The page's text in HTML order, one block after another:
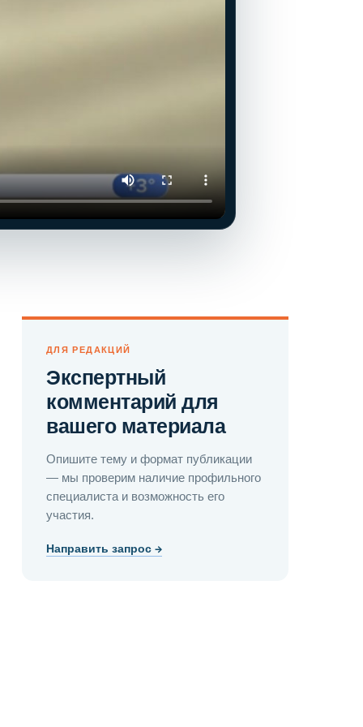
ДЛЯ РЕДАКЦИЙ
Экспертный
комментарий для
вашего материала
Опишите тему и формат публикации
— мы проверим наличие профильного
специалиста и возможность его
участия.
Направить запрос →